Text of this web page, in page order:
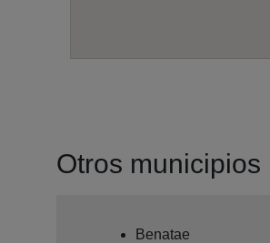
Otros
Benatae